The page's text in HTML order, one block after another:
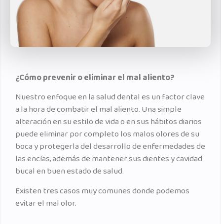
¿Cómo prevenir o eliminar el mal aliento?
Nuestro enfoque en la salud dental es un factor clave
a la hora de combatir el mal aliento. Una simple
alteración en su estilo de vida o en sus hábitos diarios
puede eliminar por completo los malos olores de su
boca y protegerla del desarrollo de enfermedades de
las encías, además de mantener sus dientes y cavidad
bucal en buen estado de salud.
Existen tres casos muy comunes donde podemos
evitar el mal olor.